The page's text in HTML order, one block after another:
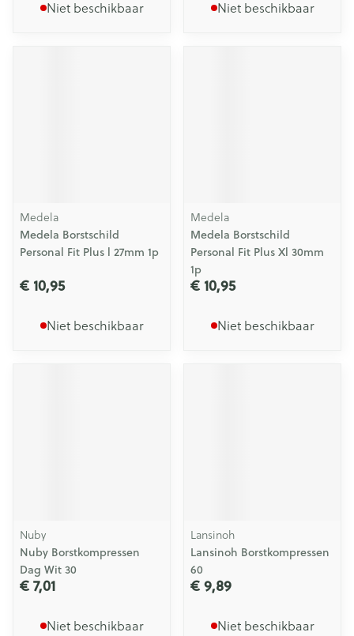
Niet beschikbaar Niet beschikbaar
Medela
Medela Borstschild
Personal Fit Plus l 27mm 1p
€ 10,95
Niet beschikbaar
Medela
Medela Borstschild
Personal Fit Plus Xl 30mm
1p
€ 10,95
Niet beschikbaar
Nuby
Nuby Borstkompressen
Dag Wit 30
€ 7,01
Niet beschikbaar
Lansinoh
Lansinoh Borstkompressen
60
€ 9,89
Niet beschikbaar